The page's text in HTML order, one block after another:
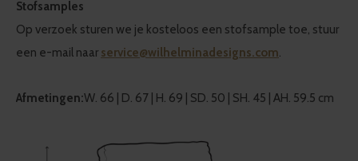
Stofsamples
Op verzoek sturen we je kosteloos een stofsample toe, stuur
een e-mail naar service@wilhelminadesigns.com.
Afmetingen:W. 66 | D. 67 | H. 69 | SD. 50 | SH. 45 | AH. 59.5 cm